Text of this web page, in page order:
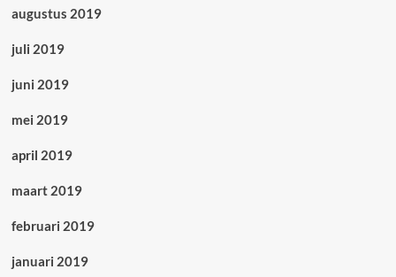
augustus 2019
juli 2019
juni 2019
mei 2019
april 2019
maart 2019
februari 2019
januari 2019